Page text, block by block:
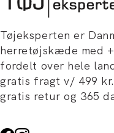
Tøjeksperten er
herretøjskæde med
fordelt over hele
gratis fragt v/ 499
gratis retur og 365